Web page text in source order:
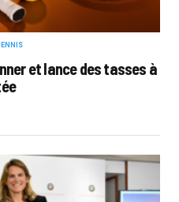
et lance des tasses à